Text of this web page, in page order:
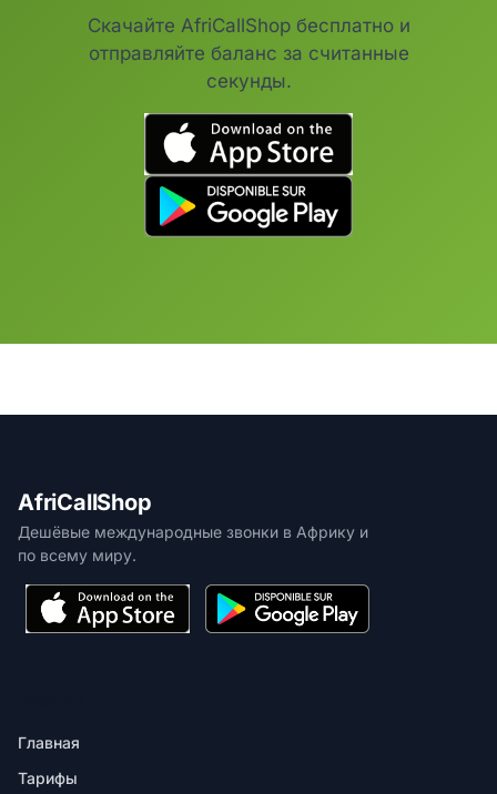
Скачайте AfriCallShop бесплатно и
отправляйте баланс за считанные
секунды.
AfriCallShop
Дешёвые международные звонки в Африку и
по всему миру.
Главная
Тарифы